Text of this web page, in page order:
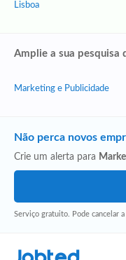
Lisboa
Amplie a sua pesquisa
Marketing e Publicidade
Não perca novos
Crie um alerta para
Serviço gratuito. Pode cancelar